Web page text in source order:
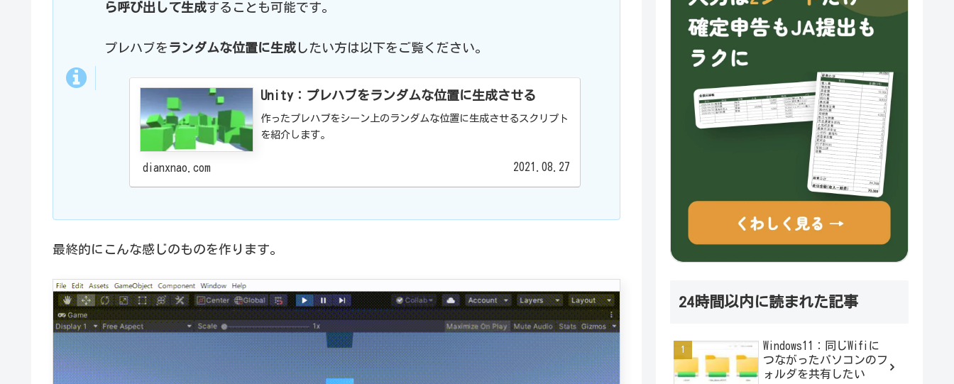
ら呼び出して生成することも可能です。
プレハブを ランダムな位置に生成したい方は以下をご覧ください。
Unity：プレハブをランダムな位置に生成させる
作ったプレハブをシーン上のランダムな位置に生成させるスクリプト
を紹介します。
dianxnao.com 2021.08.27
最終的にこんな感じのものを作ります。
24時間以内に読まれた記事
Windows11：同じWifiに
つながったパソコンのフ
ォルダを共有したい